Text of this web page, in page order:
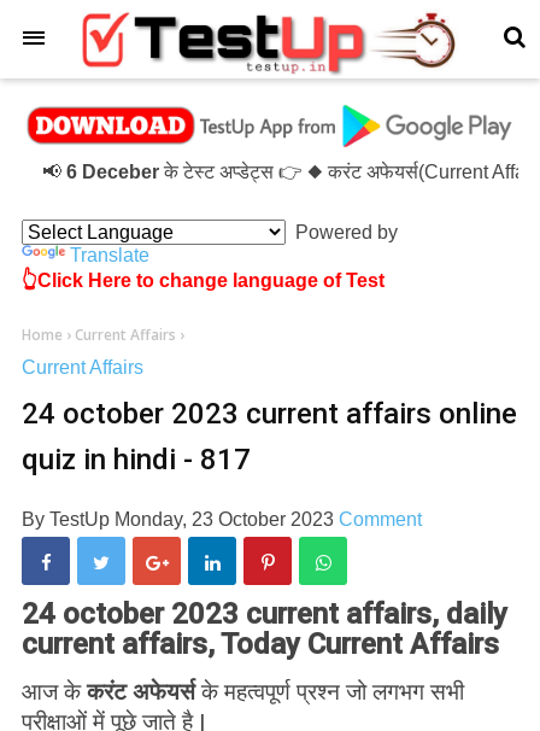
6 Deceberके टेस्ट अप्डेट्स 👉 ◆ करंट अफेयर्स(Current Affairs)-
Powered by
Translate
👆Click Here to change language of Test
Home › Current Affairs ›
Current Affairs
24 october 2023 current affairs online
quiz in hindi - 817
By TestUp Monday, 23 October 2023 Comment
24 october 2023 current affairs, daily
current affairs, Today Current Affairs
आज केकरंट अफेयर्सके महत्वपूर्ण प्रश्न जो लगभग सभी
परीक्षाओं में पूछे जाते है |